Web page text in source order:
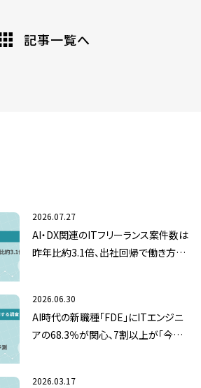
記事一覧へ
2026.07.27
AI・DX関連のITフリーランス案件数は
昨年比約3.1倍、出社回帰で働き方の
2026.06.30
AI時代の新職種「FDE」にITエンジニ
アの68.3％が関心、7割以上が「今後
2026.03.17